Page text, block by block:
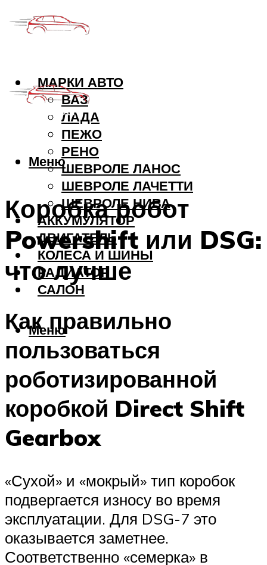
МАРКИ АВТО
ВАЗ
ЛАДА
ПЕЖО
РЕНО
ШЕВРОЛЕ ЛАНОС
ШЕВРОЛЕ ЛАЧЕТТИ
ШЕВРОЛЕ НИВА
АККУМУЛЯТОР
ДВИГАТЕЛЬ
КОЛЕСА И ШИНЫ
РАДИАТОР
САЛОН
Меню
Меню
Коробка робот
Powershift или DSG:
что лучше
Как правильно
пользоваться
роботизированной
коробкой Direct Shift
Gearbox
«Сухой» и «мокрый» тип коробок
подвергается износу во время
эксплуатации. Для DSG-7 это
оказывается заметнее.
Соответственно «семерка» в